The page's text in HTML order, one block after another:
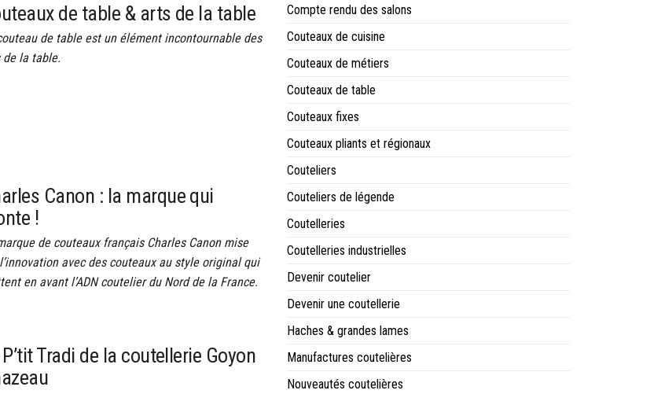
de table & arts de la table
de table est un élément incontournable des
de la table.
Canon : la marque qui
!
de couteaux français Charles Canon mise
avec des couteaux au style original qui
en avant l’ADN coutelier du Nord de la France.
P’tit Tradi de la coutellerie Goyon
Compte rendu des salons
Couteaux de cuisine
Couteaux de métiers
Couteaux de table
Couteaux fixes
Couteaux pliants et régionaux
Couteliers
Couteliers de légende
Coutelleries
Coutelleries industrielles
Devenir coutelier
Devenir une coutellerie
Haches & grandes lames
Manufactures coutelières
Nouveautés coutelières